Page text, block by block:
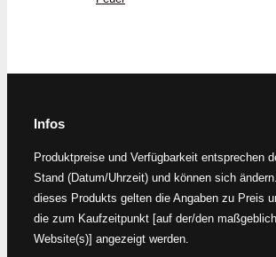
Infos
Produktpreise und Verfügbarkeit entsprechen
Stand (Datum/Uhrzeit) und können sich
dieses Produkts gelten die Angaben zu Preis
die zum Kaufzeitpunkt [auf der/den
Website(s)] angezeigt werden.